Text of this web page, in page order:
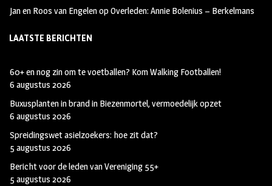
Jan en Roos van EngelenopOverleden: Annie Bolenius – Berkelmans
LAATSTE BERICHTEN
60+ en nog zin om te voetballen? Kom Walking Footballen!
6 augustus 2026
Buxusplanten in brand in Biezenmortel, vermoedelijk opzet
6 augustus 2026
Spreidingswet asielzoekers: hoe zit dat?
5 augustus 2026
Bericht voor de leden van Vereniging 55+
5 augustus 2026